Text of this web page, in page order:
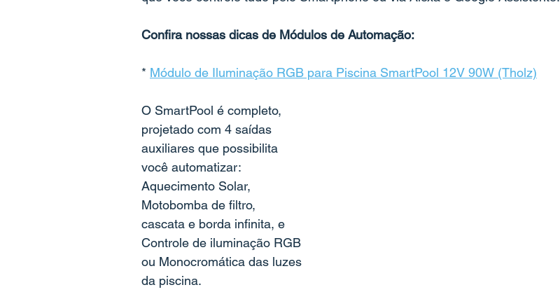
Confira nossas dicas de Módulos de Automação:
* Módulo de Iluminação RGB para Piscina SmartPool 12V 90W (Tholz)
O SmartPool é completo,
projetado com 4 saídas
auxiliares que possibilita
você automatizar:
Aquecimento Solar,
Motobomba de filtro,
cascata e borda infinita, e
Controle de iluminação RGB
ou Monocromática das luzes
da piscina.